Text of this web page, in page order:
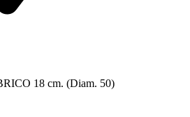
18 cm. (Diam. 50)